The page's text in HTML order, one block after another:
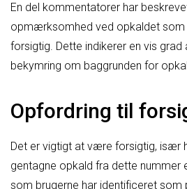
En del kommentatorer har
opmærksomhed ved opkaldet som
forsigtig. Dette indikerer en vis grad
bekymring om baggrunden for
Opfordring til
Det er vigtigt at være forsigtig, især
gentagne opkald fra dette nummer
som brugerne har identificeret som